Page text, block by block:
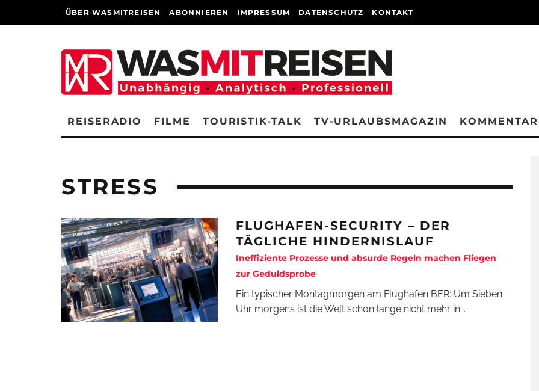
ÜBER WASMITREISEN ABONNIEREN IMPRESSUM DATENSCHUTZ KONTAKT
REISERADIO FILME TOURISTIK-TALK TV-URLAUBSMAGAZIN
STRESS
FLUGHAFEN-SECURITY – DER
TÄGLICHE HINDERNISLAUF
Ineffiziente Prozesse und absurde Regeln machen Fliegen
zur Geduldsprobe
Ein typischer Montagmorgen am Flughafen BER: Um Sieben
Uhr morgens ist die Welt schon lange nicht mehr in...